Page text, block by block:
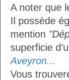
A noter que
Il possède
mention
superficie
Aveyron...
Vous